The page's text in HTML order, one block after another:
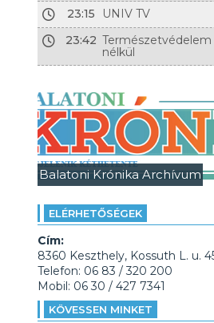
23:15
UNIV TV
23:42
nélkül
Balatoni Krónika Archívum
ELÉRHETŐSÉGEK
Cím:
8360 Keszthely, Kossuth L. u.
Telefon: 06 83 / 320 200
Mobil: 06 30 / 427 7341
KÖVESSEN MINKET